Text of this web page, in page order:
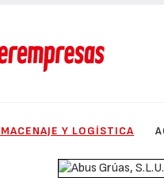
Y LOGÍSTICA